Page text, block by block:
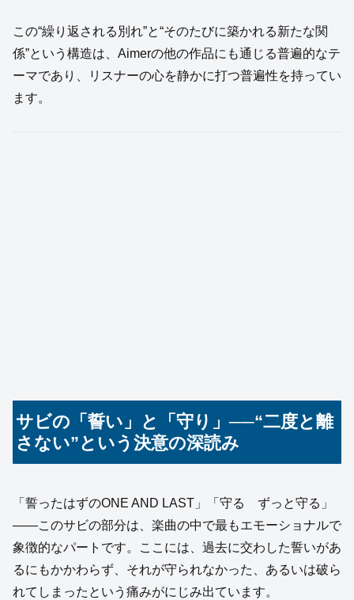
この“繰り返される別れ”と“そのたびに築かれる新たな関
係”という構造は、Aimerの他の作品にも通じる普遍的なテ
ーマであり、リスナーの心を静かに打つ普遍性を持ってい
ます。
サビの「誓い」と「守り」──“二度と離
さない”という決意の深読み
「誓ったはずのONE AND LAST」「守る ずっと守る」
――このサビの部分は、楽曲の中で最もエモーショナルで
象徴的なパートです。ここには、過去に交わした誓いがあ
るにもかかわらず、それが守られなかった、あるいは破ら
れてしまったという痛みがにじみ出ています。